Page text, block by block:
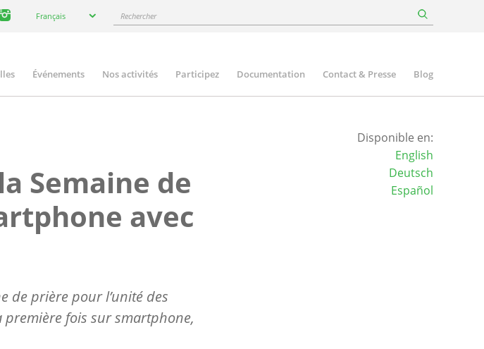
your
Français Rechercher
Événements Nos activités Participez Documentation Contact & Presse Blog
Semaine de
avec
de prière pour l’unité des
fois sur smartphone,
Disponible en:
English
Deutsch
Español